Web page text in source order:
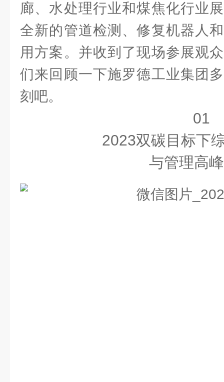
廊、水处理行业和煤焦化行业
全新的管道检测、修复机器人
用方案。并收到了现场参展观
们来回顾一下施罗德工业集团
刻吧。
01
2023双碳目标下
与管理高